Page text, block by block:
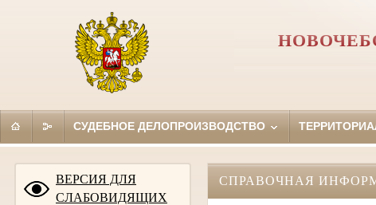
СУДЕБНОЕ ДЕЛОПРОИЗВОДСТВО
ВЕРСИЯ ДЛЯ
СЛАБОВИДЯЩИХ
СПРАВОЧНАЯ